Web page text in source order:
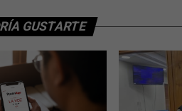
GUSTARTE